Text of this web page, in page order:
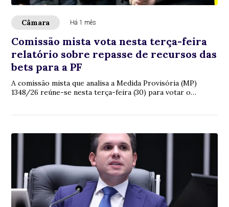
Câmara Há 1 mês
Comissão mista vota nesta terça-feira
relatório sobre repasse de recursos das
bets para a PF
A comissão mista que analisa a Medida Provisória (MP)
1348/26 reúne-se nesta terça-feira (30) para votar o